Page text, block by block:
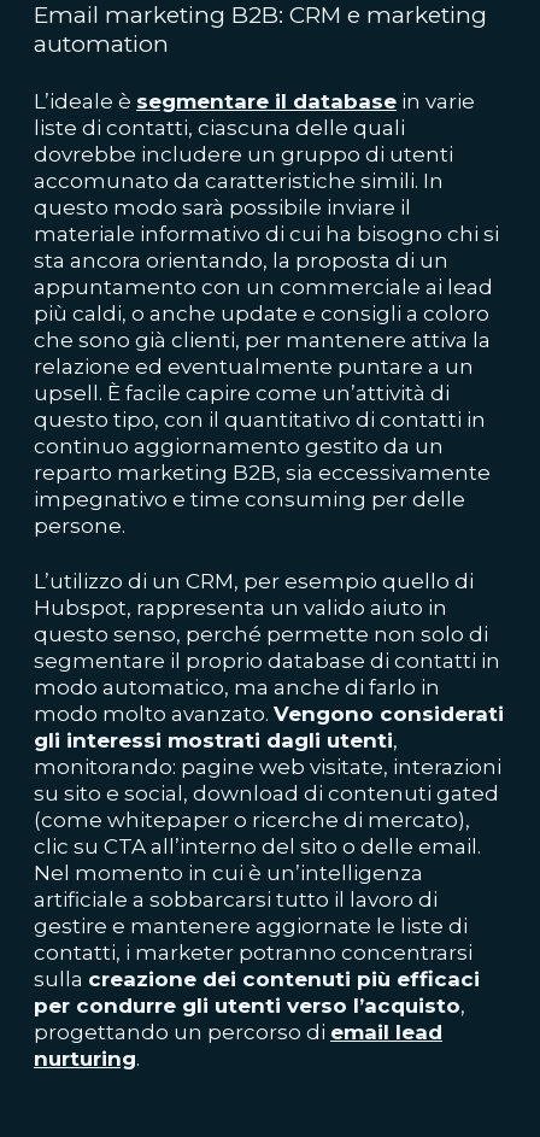
Email marketing B2B: CRM e marketing
automation
L’ideale è segmentare il database in varie
liste di contatti, ciascuna delle quali
dovrebbe includere un gruppo di utenti
accomunato da caratteristiche simili. In
questo modo sarà possibile inviare il
materiale informativo di cui ha bisogno chi si
sta ancora orientando, la proposta di un
appuntamento con un commerciale ai lead
più caldi, o anche update e consigli a coloro
che sono già clienti, per mantenere attiva la
relazione ed eventualmente puntare a un
upsell. È facile capire come un’attività di
questo tipo, con il quantitativo di contatti in
continuo aggiornamento gestito da un
reparto marketing B2B, sia eccessivamente
impegnativo e time consuming per delle
persone.
L’utilizzo di un CRM, per esempio quello di
Hubspot, rappresenta un valido aiuto in
questo senso, perché permette non solo di
segmentare il proprio database di contatti in
modo automatico, ma anche di farlo in
modo molto avanzato. Vengono considerati
gli interessi mostrati dagli utenti,
monitorando: pagine web visitate, interazioni
su sito e social, download di contenuti gated
(come whitepaper o ricerche di mercato),
clic su CTA all’interno del sito o delle email.
Nel momento in cui è un’intelligenza
artificiale a sobbarcarsi tutto il lavoro di
gestire e mantenere aggiornate le liste di
contatti, i marketer potranno concentrarsi
sulla creazione dei contenuti più efficaci
per condurre gli utenti verso l’acquisto,
progettando un percorso di email lead
nurturing.